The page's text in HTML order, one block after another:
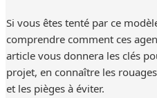
Si vous êtes tenté par ce
comprendre comment ces
article vous donnera les clés
projet, en connaître les
et les pièges à éviter.